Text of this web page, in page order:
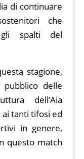
di continuare
che
gli spalti del
stagione,
delle
dell’Aia
ai tanti tifosi ed
in genere,
questo match